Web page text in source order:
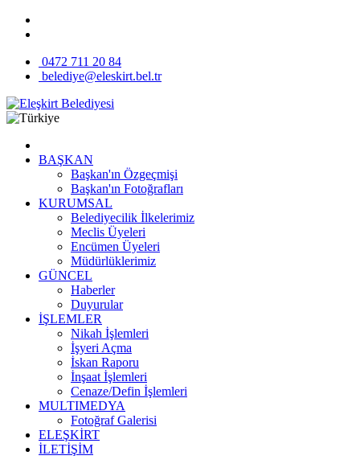
0472 711 20 84
belediye@eleskirt.bel.tr
BAŞKAN
Başkan'ın Özgeçmişi
Başkan'ın Fotoğrafları
KURUMSAL
Belediyecilik İlkelerimiz
Meclis Üyeleri
Encümen Üyeleri
Müdürlüklerimiz
GÜNCEL
Haberler
Duyurular
İŞLEMLER
Nikah İşlemleri
İşyeri Açma
İskan Raporu
İnşaat İşlemleri
Cenaze/Defin İşlemleri
MULTIMEDYA
Fotoğraf Galerisi
ELEŞKİRT
İLETİŞİM